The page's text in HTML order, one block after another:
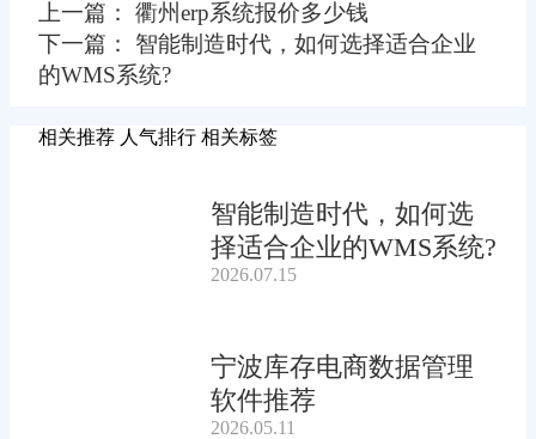
上一篇： 衢州erp系统报价多少钱
下一篇： 智能制造时代，如何选择适合企业
的WMS系统?
相关推荐 人气排行 相关标签
智能制造时代，如何选
择适合企业的WMS系统?
2026.07.15
宁波库存电商数据管理
软件推荐
2026.05.11